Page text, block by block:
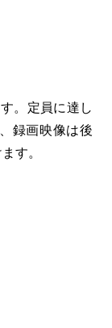
。定員に達し
録画映像は後
す。